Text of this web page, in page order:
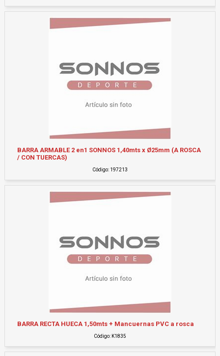
BARRA ARMABLE 2 en1 SONNOS 1,40mts x Ø25mm (A ROSCA
/ CON TUERCAS)
Código: 197213
BARRA RECTA HUECA 1,50mts + Mancuernas PVC a rosca
Código: K1835